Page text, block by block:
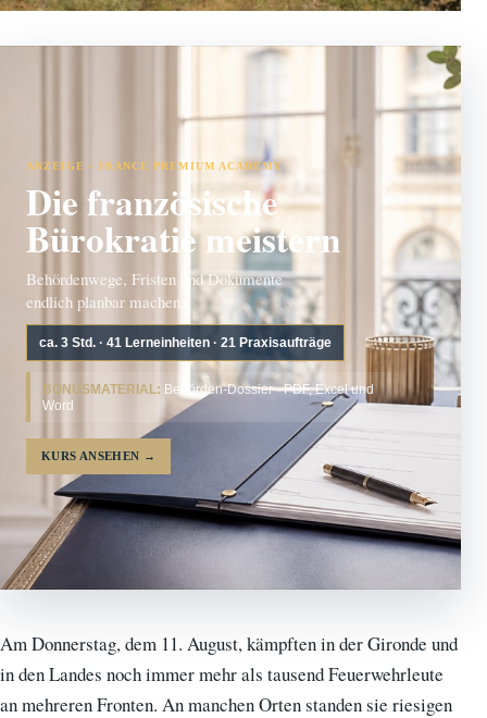
ANZEIGE · FRANCE PREMIUM ACADEMY
Die französische
Bürokratie meistern
Behördenwege, Fristen und Dokumente
endlich planbar machen.
ca. 3 Std. · 41 Lerneinheiten · 21 Praxisaufträge
BONUSMATERIAL: Behörden-Dossier · PDF, Excel und
Word
KURS ANSEHEN →
Am Donnerstag, dem 11. August, kämpften in der Gironde und
in den Landes noch immer mehr als tausend Feuerwehrleute
an mehreren Fronten. An manchen Orten standen sie riesigen